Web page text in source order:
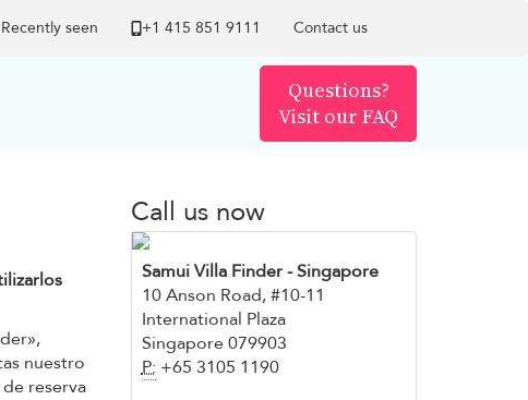
Recently seen +1 ​415 851 9111 Contact us
Questions?
Visit our FAQ
nuestro
reserva
Call us now
Samui Villa Finder- Singapore
10 Anson Road, #10-11
International Plaza
Singapore 079903
P: +65 3105 1190